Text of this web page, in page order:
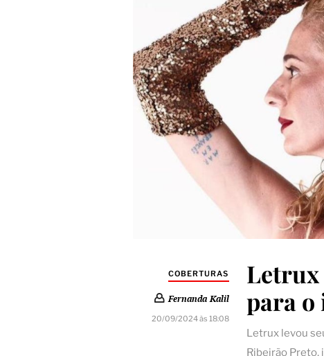
COBERTURAS
Fernanda Kalil
20/09/2024 às 18:08
Letrux
para
Letrux levou
Ribeirão Preto,